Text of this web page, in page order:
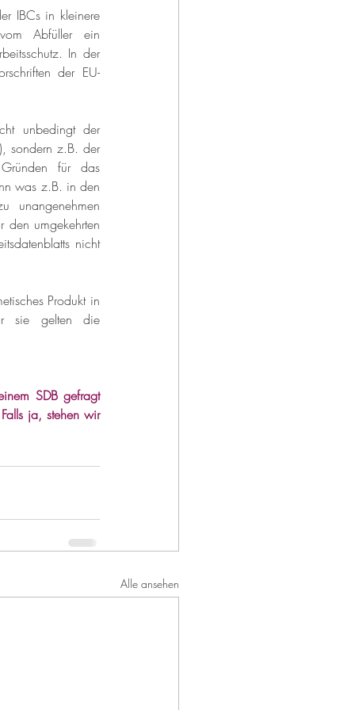
IBCs in kleinere
Abfüller ein
In der
der EU-
unbedingt der
sondern z.B. der
für das
was z.B. in den
unangenehmen
den umgekehrten
nicht
Produkt in
sie gelten die
SDB gefragt
ja, stehen wir
Alle ansehen